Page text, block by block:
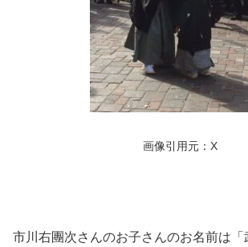
画像引用元：X
市川右團次さんのお子さんのお名前は「